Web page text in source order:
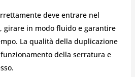
deve entrare nel
girare in modo fluido e garantire
La qualità della duplicazione
della serratura e